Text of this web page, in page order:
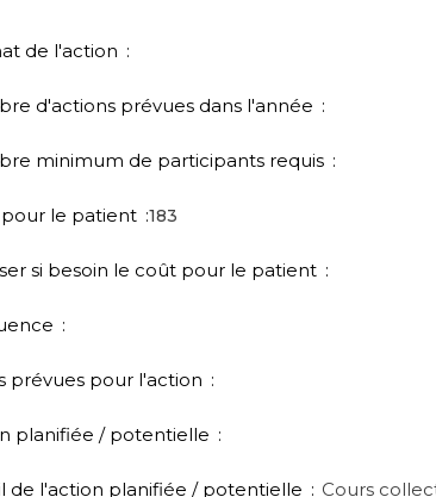
de l'action
d'actions prévues dans l'année
minimum de participants requis
le patient 183
si besoin le coût pour le patient
prévues pour l'action
planifiée / potentielle
de l'action planifiée / potentielle
Cours